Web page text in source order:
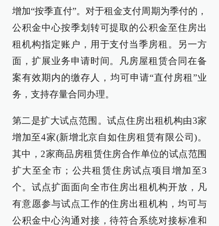
增加“按季直付”。对于租金支付周期为季付的，
公积金中心按季划转可提取的公积金至住房出
租机构指定账户，用于支付当季房租。另一方
面，扩展业务申请时间。凡房屋租赁合同在备
案有效期内的缴存人，均可申请“直付房租”业
务，支持存量合同办理。
第二是扩大试点范围。试点住房出租机构由3家
增加至4家(新增北京自如住房租赁有限公司)。
其中，2家商品房租赁住房合作单位的试点范围
扩大至全市；公共租赁住房试点项目增加至3
个。试点扩面面向全市住房出租机构开放，凡
有意愿参与试点工作的住房出租机构，均可与
公积金中心沟通对接，待符合系统对接标准和